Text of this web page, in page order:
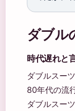
ダブル
時代遅れと
ダブルスー
80年代の流
ダブルスー